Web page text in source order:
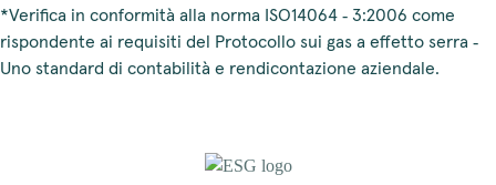
*Verifica in conformità alla norma ISO14064 ‑ 3:2006 come
rispondente ai requisiti del Protocollo sui gas a effetto serra ‑
Uno standard di contabilità e rendicontazione aziendale.